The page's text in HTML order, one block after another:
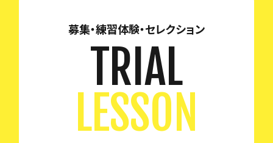
募集・練習体験・セレクション
TRIAL
LESSON